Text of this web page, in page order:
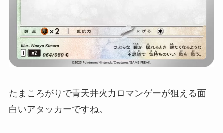
たまころがりで青天井火力ロマンゲーが狙える面
白いアタッカーですね。